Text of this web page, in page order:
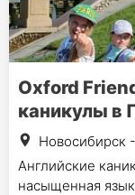
Oxford
каникулы в
Новосибирск
Английские
насыщенная